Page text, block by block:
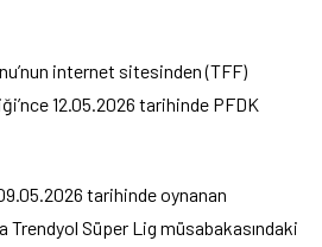
internet sitesinden (TFF)
12.05.2026 tarihinde PFDK
tarihinde oynanan
Trendyol Süper Lig müsabakasındaki